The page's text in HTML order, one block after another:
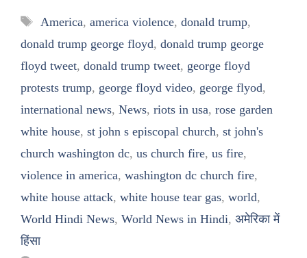
Tags
America, america violence, donald trump,
donald trump george floyd, donald trump george
floyd tweet, donald trump tweet, george floyd
protests trump, george floyd video, george flyod,
international news, News, riots in usa, rose garden
white house, st john s episcopal church, st john's
church washington dc, us church fire, us fire,
violence in america, washington dc church fire,
white house attack, white house tear gas, world,
World Hindi News, World News in Hindi, अमेरिका में
हिंसा